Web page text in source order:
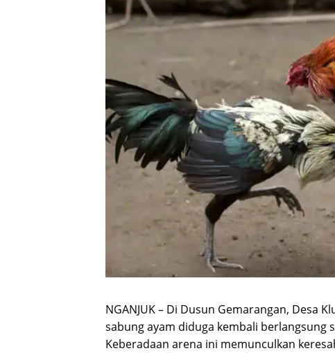
NGANJUK – Di Dusun Gemarangan, Desa
sabung ayam diduga kembali berlangsung
Keberadaan arena ini memunculkan